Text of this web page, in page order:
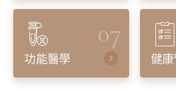
07
功能醫學 健